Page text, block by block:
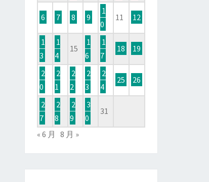
6 7 8 9
1
0
11 12
1
3
1
4
15
1
6
1
7
18 19
2
0
2
1
2
2
2
3
2
4
25 26
2
7
2
8
2
9
3
0
31
« 6 月 8 月 »